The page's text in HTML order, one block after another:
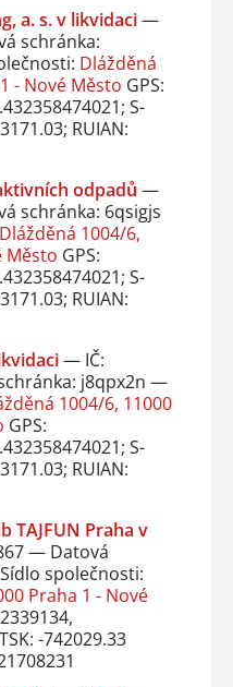
a. s. v likvidaci—
schránka:
Dlážděná
- Nové Město GPS:
S-
RUIAN:
odpadů —
schránka: 6qsigjs
Dlážděná 1004/6,
Město GPS:
S-
RUIAN:
— IČ:
j8qpx2n —
1004/6, 11000
GPS:
S-
RUIAN:
TAJFUN Praha v
— Datová
společnosti:
Praha 1 - Nové
-742029.33